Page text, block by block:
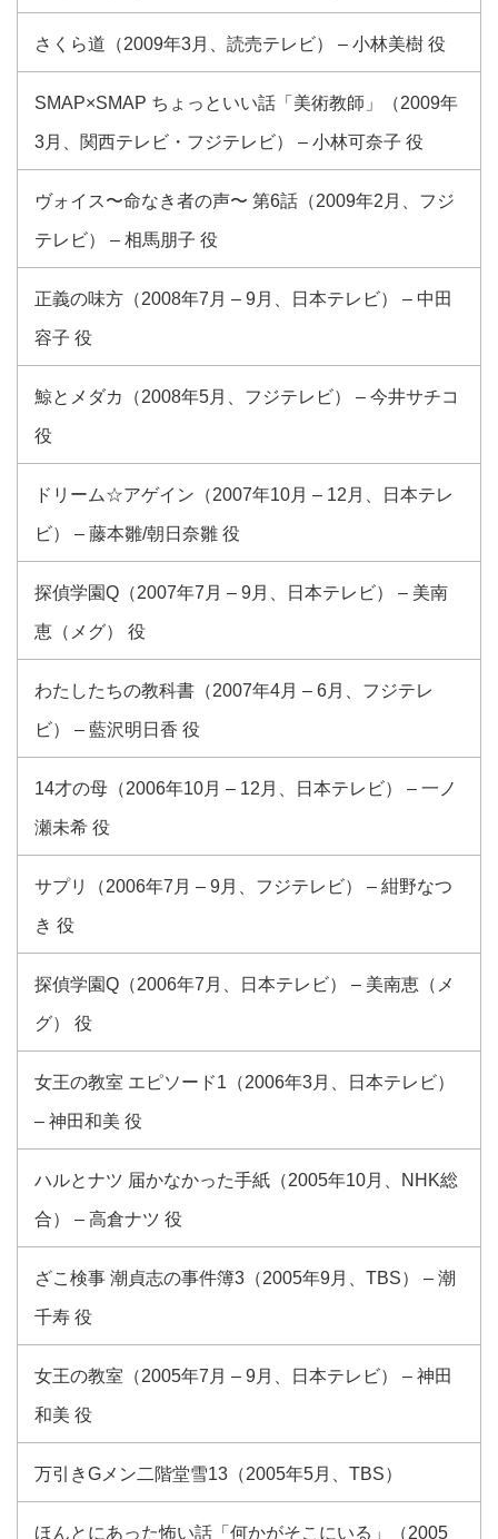
さくら道（2009年3月、読売テレビ） – 小林美樹 役
SMAP×SMAP ちょっといい話「美術教師」（2009年
3月、関西テレビ・フジテレビ） – 小林可奈子 役
ヴォイス〜命なき者の声〜 第6話（2009年2月、フジ
テレビ） – 相馬朋子 役
正義の味方（2008年7月 – 9月、日本テレビ） – 中田
容子 役
鯨とメダカ（2008年5月、フジテレビ） – 今井サチコ
役
ドリーム☆アゲイン（2007年10月 – 12月、日本テレ
ビ） – 藤本雛/朝日奈雛 役
探偵学園Q（2007年7月 – 9月、日本テレビ） – 美南
恵（メグ） 役
わたしたちの教科書（2007年4月 – 6月、フジテレ
ビ） – 藍沢明日香 役
14才の母（2006年10月 – 12月、日本テレビ） – 一ノ
瀬未希 役
サプリ（2006年7月 – 9月、フジテレビ） – 紺野なつ
き 役
探偵学園Q（2006年7月、日本テレビ） – 美南恵（メ
グ） 役
女王の教室 エピソード1（2006年3月、日本テレビ）
– 神田和美 役
ハルとナツ 届かなかった手紙（2005年10月、NHK総
合） – 高倉ナツ 役
ざこ検事 潮貞志の事件簿3（2005年9月、TBS） – 潮
千寿 役
女王の教室（2005年7月 – 9月、日本テレビ） – 神田
和美 役
万引きGメン二階堂雪13（2005年5月、TBS）
ほんとにあった怖い話「何かがそこにいる」（2005